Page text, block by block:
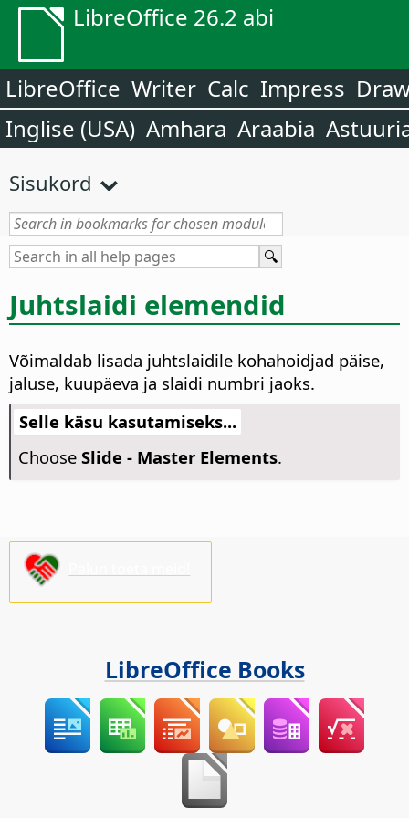
LibreOffice 26.2 abi
LibreOffice Writer Calc Impress
Inglise (USA) Amhara Araabia
Sisukord
Juhtslaidi elemendid
Võimaldab lisada juhtslaidile kohahoidjad päise,
jaluse, kuupäeva ja slaidi numbri jaoks.
Selle käsu kasutamiseks...
Choose Slide - Master Elements.
LibreOffice Books